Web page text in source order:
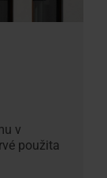
v
použita